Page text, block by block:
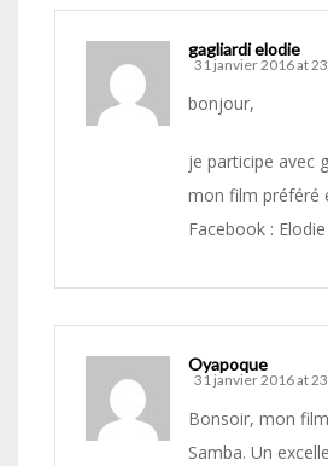
gagliardi elodie
31 janvier 2016 at
bonjour,
je participe avec
mon film préféré
Facebook :
Oyapoque
31 janvier 2016 at
Bonsoir, mon
Samba. Un